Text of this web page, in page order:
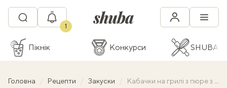
1
Пікнік Конкурси SHUBA
Головна Рецепти Закуски Кабачки на грилі з пюре з пастернаку